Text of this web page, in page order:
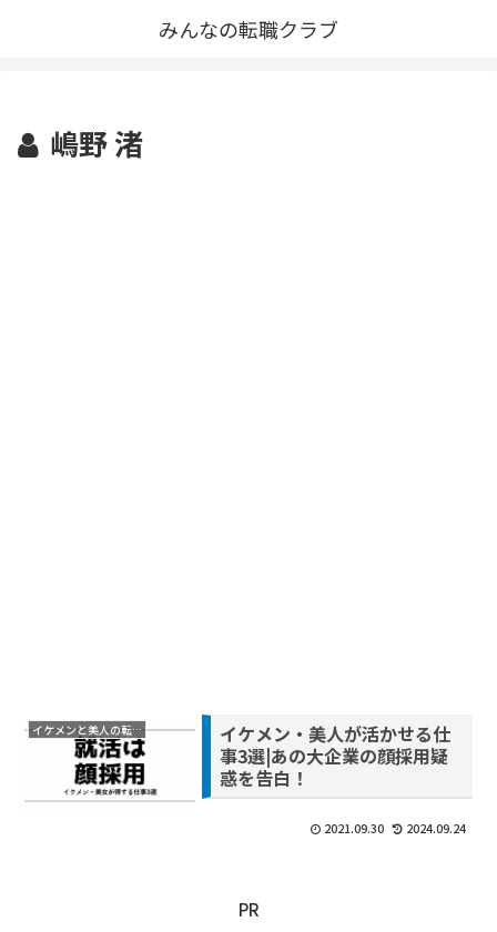
みんなの転職クラブ
嶋野 渚
イケメンと美人の転職
イケメン・美人が活かせる仕
事3選|あの大企業の顔採用疑
惑を告白！
2021.09.30 2024.09.24
PR